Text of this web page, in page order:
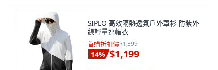
SIPLO 高效隔熱透氣戶外罩衫 防紫外
線輕量連帽衣
首購折扣價$1,399
14% $1,199